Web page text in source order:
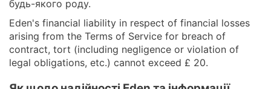
будь-якого роду.
Eden's financial liability in respect of financial losses
arising from the Terms of Service for breach of
contract, tort (including negligence or violation of
legal obligations, etc.) cannot exceed £ 20.